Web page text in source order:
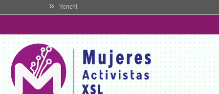
» Yenchi